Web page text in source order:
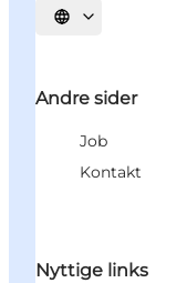
Vælg sprog
Andre sider
Job
Kontakt
Nyttige links